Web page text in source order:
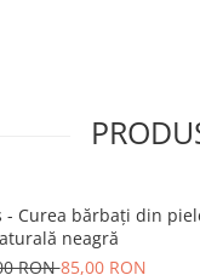
- Curea bărbați din
neagră
RON85,00 RON